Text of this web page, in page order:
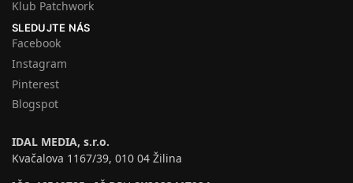
Klub Patchwork
SLEDUJTE NÁS
Facebook
Instagram
Pinterest
Blogspot
IDAL MEDIA, s.r.o.
Kvačalova 1167/39, 010 04 Žilina